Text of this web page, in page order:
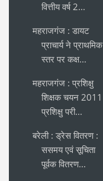
वित्तीय वर्ष 2...
महराजगंज : डायट
प्राचार्य ने प्राथमिक
स्तर पर कक्ष...
महराजगंज : प्रशिक्षु
शिक्षक चयन 2011
प्रशिक्षु परी...
बरेली : ड्रेस वितरण :
ससमय एवं सूचिता
पूर्वक वितरण...